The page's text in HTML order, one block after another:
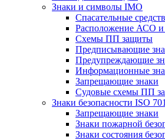
Знаки и символы IMO
Спасательные
Расположение АСО
Схемы ПП защиты
Предписывающие
Предупреждающие
Информационные
Запрещающие знаки
Судовые схемы ПП
Знаки безопасности ISO
Запрещающие знаки
Знаки пожарной
Знаки состояния